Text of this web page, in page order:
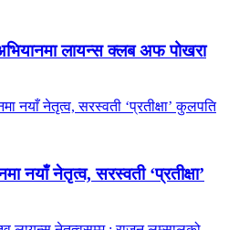
लायन्स क्लब अफ पोखरा
नयाँ नेतृत्व, सरस्वती ‘प्रतीक्षा’